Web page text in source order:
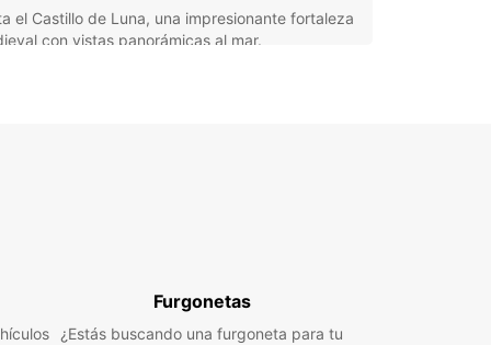
el Castillo de Luna, una impresionante fortaleza
con vistas panorámicas al mar.
a tus necesidades y ¡listo! Con Europcar,
la libertad de descubrir Sciacca y sus
Furgonetas
¿Estás buscando una furgoneta para tu